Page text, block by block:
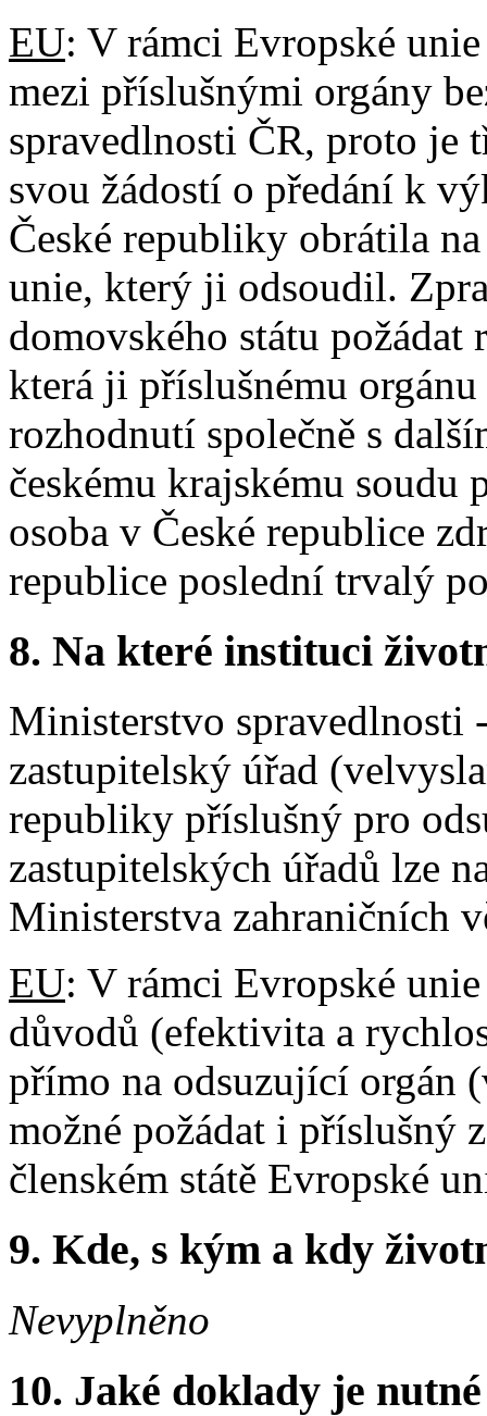
EU: V rámci Evropské
mezi příslušnými orgány
spravedlnosti ČR, proto je
svou žádostí o předání k
České republiky obrátila
unie, který ji odsoudil.
domovského státu
která ji příslušnému
rozhodnutí společně s
českému krajskému soudu
osoba v České republice
republice poslední trvalý
8. Na které instituci
Ministerstvo spravedlnosti
zastupitelský úřad
republiky příslušný pro
zastupitelských úřadů lze
Ministerstva zahraničních
EU: V rámci Evropské
důvodů (efektivita a
přímo na odsuzující orgán
možné požádat i příslušný
členském státě Evropské
9. Kde, s kým a kdy
Nevyplněno
10. Jaké doklady je